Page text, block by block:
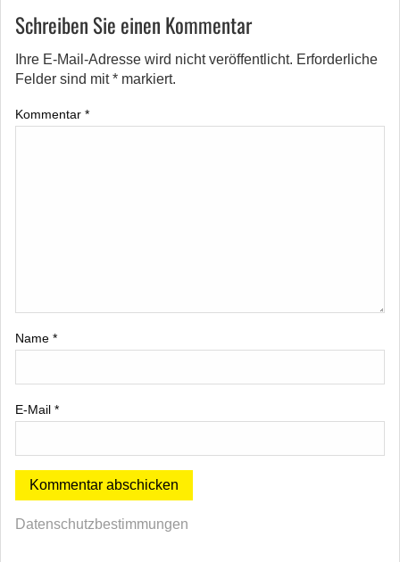
Schreiben Sie einen Kommentar
Ihre E-Mail-Adresse wird nicht veröffentlicht. Erforderliche
Felder sind mit* markiert.
Kommentar *
Name *
E-Mail *
Datenschutzbestimmungen